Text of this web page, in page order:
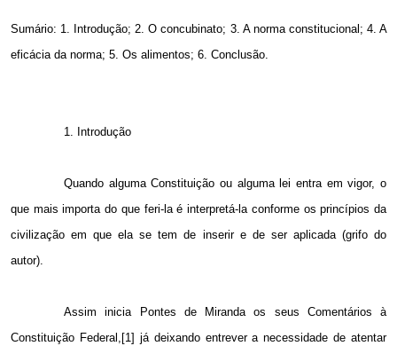
Sumário: 1. Introdução; 2. O concubinato; 3. Anorma constitucional; 4. A
eficácia da norma; 5. Os alimentos; 6. Conclusão.
1. Introdução
Quando alguma Constituição ou alguma lei entra em vigor, o
que mais importa do que feri-la é interpretá-la conforme os princípios da
civilização em que ela se tem de inserir e de ser aplicada (grifo do
autor).
Assim inicia Pontes de Miranda os seus Comentários à
Constituição Federal,[1] já deixando entrever a necessidade de atentar